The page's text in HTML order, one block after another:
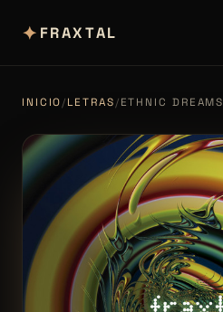
✦ FRAXTAL
INICIO / LETRAS / ETHNIC DREAMS